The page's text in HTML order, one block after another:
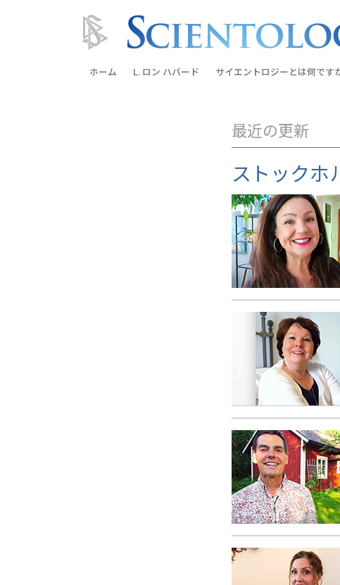
ホーム L. ロン ハバード サイエントロジーとは何です
サイエントロジーの信条と規律
サイエントロジストたちが語
ントロジー
サイエントロジストに会いま
教会の内部
サイエントロジーの基本原理
ダイアネティックスの紹介
愛と憎しみ ―
偉大さとは何か?
最近の更新
ストックホ